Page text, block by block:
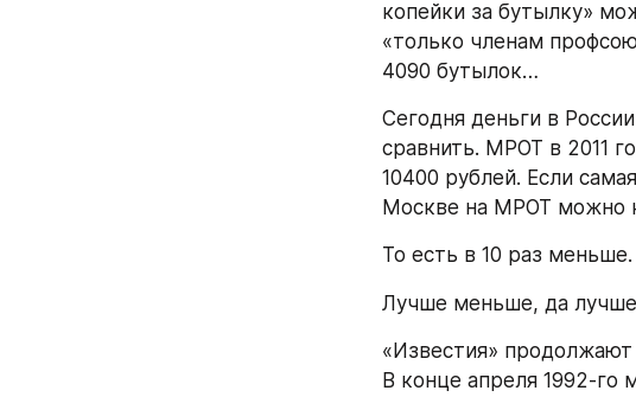
копейки за бутылку»
«только членам
4090 бутылок…
Сегодня деньги в
сравнить. МРОТ в 2011
10400 рублей. Если
Москве на МРОТ можно
То есть в 10 раз
Лучше меньше, да
«Известия» продолжают
В конце апреля 1992-го